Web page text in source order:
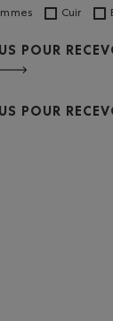
Cuir
POUR
POUR